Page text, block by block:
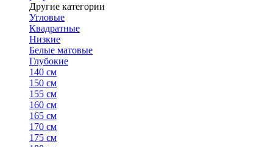
Другие категории
Угловые
Квадратные
Низкие
Белые матовые
Глубокие
140 см
150 см
155 см
160 см
165 см
170 см
175 см